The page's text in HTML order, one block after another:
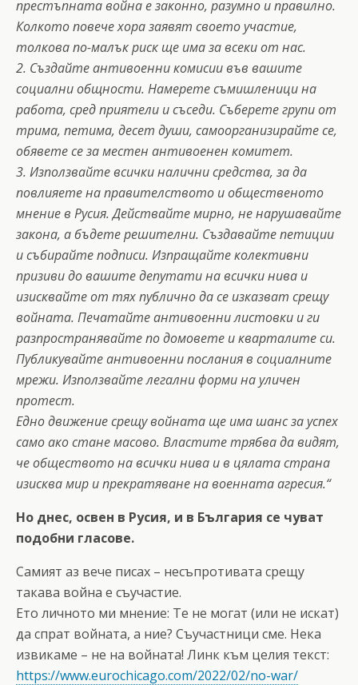
престъпната война е законно, разумно и правилно.
Колкото повече хора заявят своето участие,
толкова по-малък риск ще има за всеки от нас.
2. Създайте антивоенни комисии във вашите
социални общности. Намерете съмишленици на
работа, сред приятели и съседи. Съберете групи от
трима, петима, десет души, самоорганизирайте се,
обявете се за местен антивоенен комитет.
3. Използвайте всички налични средства, за да
повлияете на правителството и общественото
мнение в Русия. Действайте мирно, не нарушавайте
закона, а бъдете решителни. Създавайте петиции
и събирайте подписи. Изпращайте колективни
призиви до вашите депутати на всички нива и
изисквайте от тях публично да се изказват срещу
войната. Печатайте антивоенни листовки и ги
разпространявайте по домовете и кварталите си.
Публикувайте антивоенни послания в социалните
мрежи. Използвайте легални форми на уличен
протест.
Едно движение срещу войната ще има шанс за успех
само ако стане масово. Властите трябва да видят,
че обществото на всички нива и в цялата страна
изисква мир и прекратяване на военната агресия.“
Но днес, освен в Русия, и в България се чуват
подобни гласове.
Самият аз вече писах – несъпротивата срещу
такава война е съучастие.
Ето личното ми мнение: Те не могат (или не искат)
да спрат войната, а ние? Съучастници сме. Нека
извикаме – не на войната! Линк към целия текст:
https://www.eurochicago.com/2022/02/no-war/